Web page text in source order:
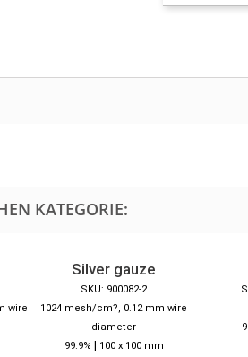
KATEGORIE:
wire
Silver gauze
SKU: 900082-2
1024 mesh/cm?, 0.12 mm wire
diameter
99.9% | 100 x 100 mm